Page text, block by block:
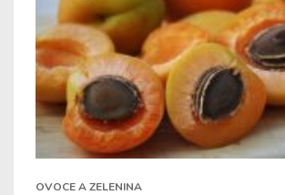
OVOCE A ZELENINA